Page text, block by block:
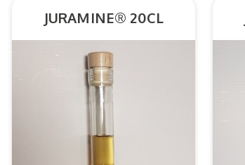
JURAMINE® 20CL